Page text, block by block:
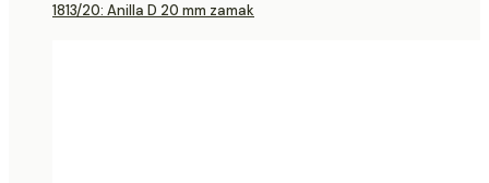
1813/20: Anilla D 20 mm zamak